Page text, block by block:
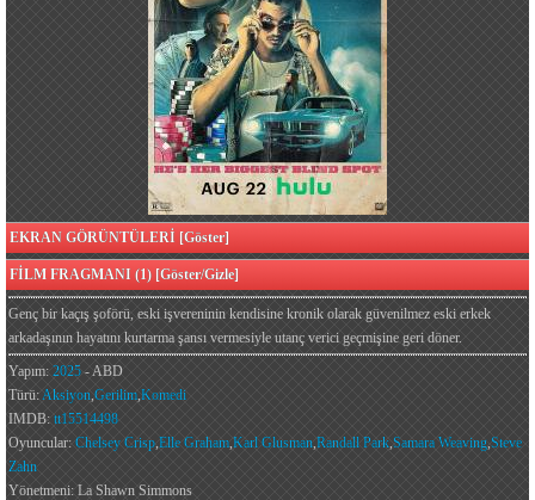
EKRAN GÖRÜNTÜLERİ [Göster]
FİLM FRAGMANI (1) [Göster/Gizle]
Genç bir kaçış şoförü, eski işvereninin kendisine kronik olarak güvenilmez eski erkek
arkadaşının hayatını kurtarma şansı vermesiyle utanç verici geçmişine geri döner.
Yapım: 2025 - ABD
Türü:Aksiyon,Gerilim,Komedi
IMDB: tt15514498
Oyuncular: Chelsey Crisp,Elle Graham,Karl Glusman,Randall Park,Samara Weaving,Steve
Zahn
Yönetmeni: La Shawn Simmons